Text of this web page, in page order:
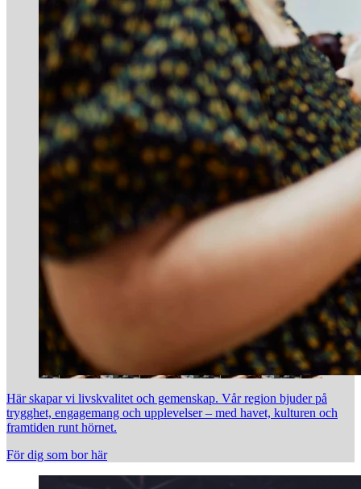
Här skapar vi livskvalitet och gemenskap. Vår region bjuder på
trygghet, engagemang och upplevelser – med havet, kulturen och
framtiden runt hörnet.
För dig som bor här